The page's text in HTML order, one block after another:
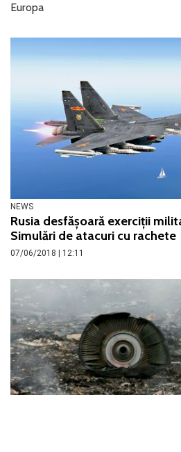
Europa
NEWS
Rusia desfășoară exerciții
Simulări de atacuri cu rachete
07/06/2018 | 12:11